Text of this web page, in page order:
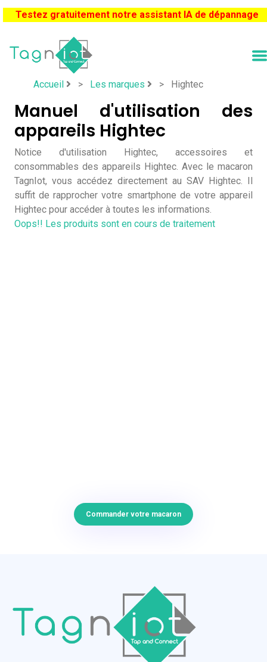
Testez gratuitement notre assistant IA de dépannage
Accueil > Les marques > Hightec
Manuel d'utilisation des
appareils Hightec
Notice d'utilisation Hightec, accessoires et
consommables des appareils Hightec. Avec le macaron
TagnIot, vous accédez directement au SAV Hightec. Il
suffit de rapprocher votre smartphone de votre appareil
Hightec pour accéder à toutes les informations.
Oops!! Les produits sont en cours de traitement
Commander votre macaron